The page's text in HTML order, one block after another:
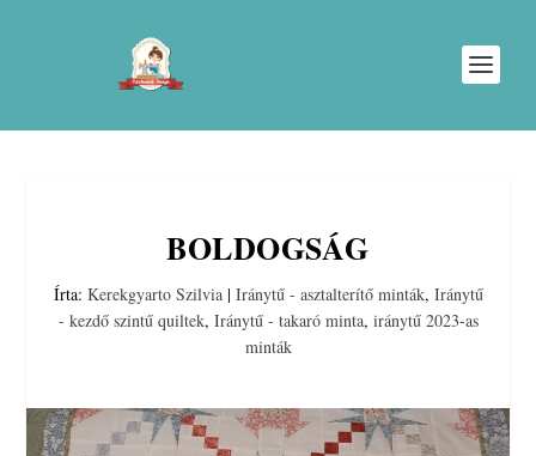
BOLDOGSÁG
Írta: Kerekgyarto Szilvia| Iránytű - asztalterítő minták, Iránytű
- kezdő szintű quiltek, Iránytű - takaró minta, iránytű 2023-as
minták